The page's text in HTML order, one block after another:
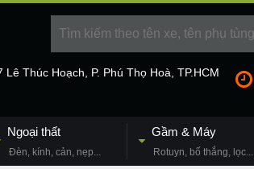
Lê Thúc Hoạch, P. Phú Thọ Hoà, TP.HCM
Ngoại thất
Đèn, kính, cản, nẹp...
Gầm & Máy
Rotuyn, bố thắng, lọc...